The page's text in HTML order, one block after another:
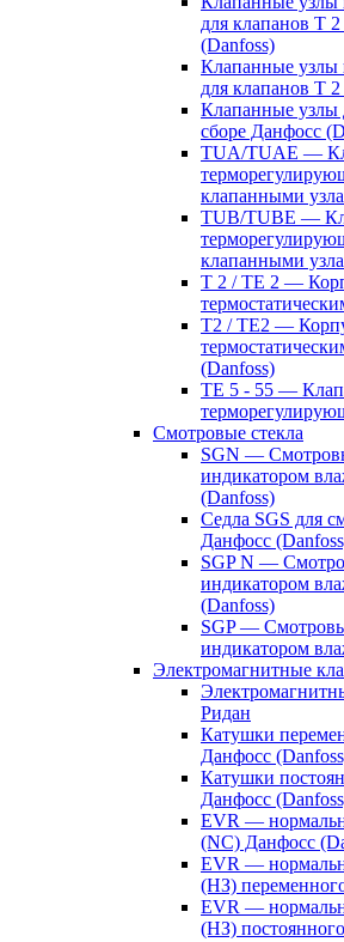
для клапанов T
(Danfoss)
Клапанные узлы
для клапанов T
Клапанные
сборе Данфосс
TUA/TUAE —
клапанными
TUB/TUBE —
клапанными
T 2 / TE 2 —
T2 / TE2 —
(Danfoss)
TE 5 - 55 —
Смотровые стекла
SGN —
индикатором
(Danfoss)
Седла SGS для
Данфосс
SGP N —
индикатором
(Danfoss)
SGP —
индикатором
Электромагнитные
Ридан
Катушки
Данфосс
Катушки
Данфосс
EVR —
(NC) Данфосс
EVR —
(НЗ)
EVR —
(НЗ)